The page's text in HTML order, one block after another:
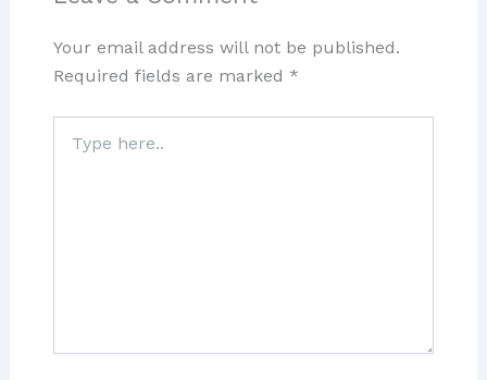
Your email address will not be published.
Required fields are marked *
here..